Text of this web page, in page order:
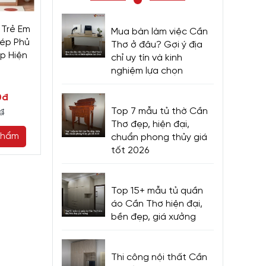
thất.
Em
Phủ
Hiện
Tủ Quần Áo Trẻ Em Hiện
Đại Bằng Gỗ Phối Màu
Đẹp Dễ Thương
19.000.000đ
Chọn sản phẩm
Tủ Treo Quần
Gỗ Sồi Cánh
Mua bàn làm việc Cần
Thơ ở đâu? Gợi ý địa
chỉ uy tín và kinh
nghiệm lựa chọn
Top 7 mẫu tủ thờ Cần
Thơ đẹp, hiện đại,
chuẩn phong thủy giá
tốt 2026
Top 15+ mẫu tủ quần
áo Cần Thơ hiện đại,
bền đẹp, giá xưởng
Thi công nội thất Cần